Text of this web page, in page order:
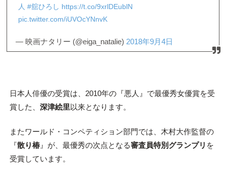
人 #舘ひろし https://t.co/9xrlDEublN
pic.twitter.com/iUVOcYNnvK
— 映画ナタリー (@eiga_natalie) 2018年9月4日
日本人俳優の受賞は、2010年の『悪人』で最優秀女優賞を受
賞した、 深津絵里以来となります。
またワールド・コンペティション部門では、木村大作監督の
『散り椿』が、最優秀の次点となる審査員特別グランプリ を
受賞しています。